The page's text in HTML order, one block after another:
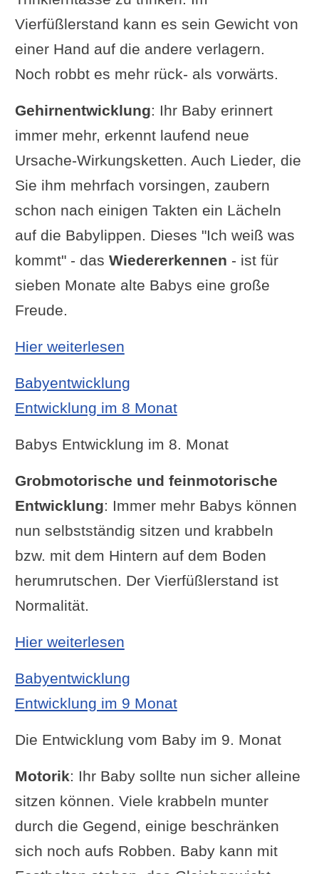
Vierfüßlerstand kann es sein Gewicht von
einer Hand auf die andere verlagern.
Noch robbt es mehr rück- als vorwärts.
Gehirnentwicklung: Ihr Baby erinnert
immer mehr, erkennt laufend neue
Ursache-Wirkungsketten. Auch Lieder, die
Sie ihm mehrfach vorsingen, zaubern
schon nach einigen Takten ein Lächeln
auf die Babylippen. Dieses "Ich weiß was
kommt" - das Wiedererkennen - ist für
sieben Monate alte Babys eine große
Freude.
Hier weiterlesen: Entwicklung im 7 Monat
Babyentwicklung
Entwicklung im 8 Monat
Babys Entwicklung im 8. Monat
Grobmotorische und feinmotorische
Entwicklung: Immer mehr Babys können
nun selbstständig sitzen und krabbeln
bzw. mit dem Hintern auf dem Boden
herumrutschen. Der Vierfüßlerstand ist
Normalität.
Hier weiterlesen: Entwicklung im 8 Monat
Babyentwicklung
Entwicklung im 9 Monat
Die Entwicklung vom Baby im 9. Monat
Motorik: Ihr Baby sollte nun sicher alleine
sitzen können. Viele krabbeln munter
durch die Gegend, einige beschränken
sich noch aufs Robben. Baby kann mit